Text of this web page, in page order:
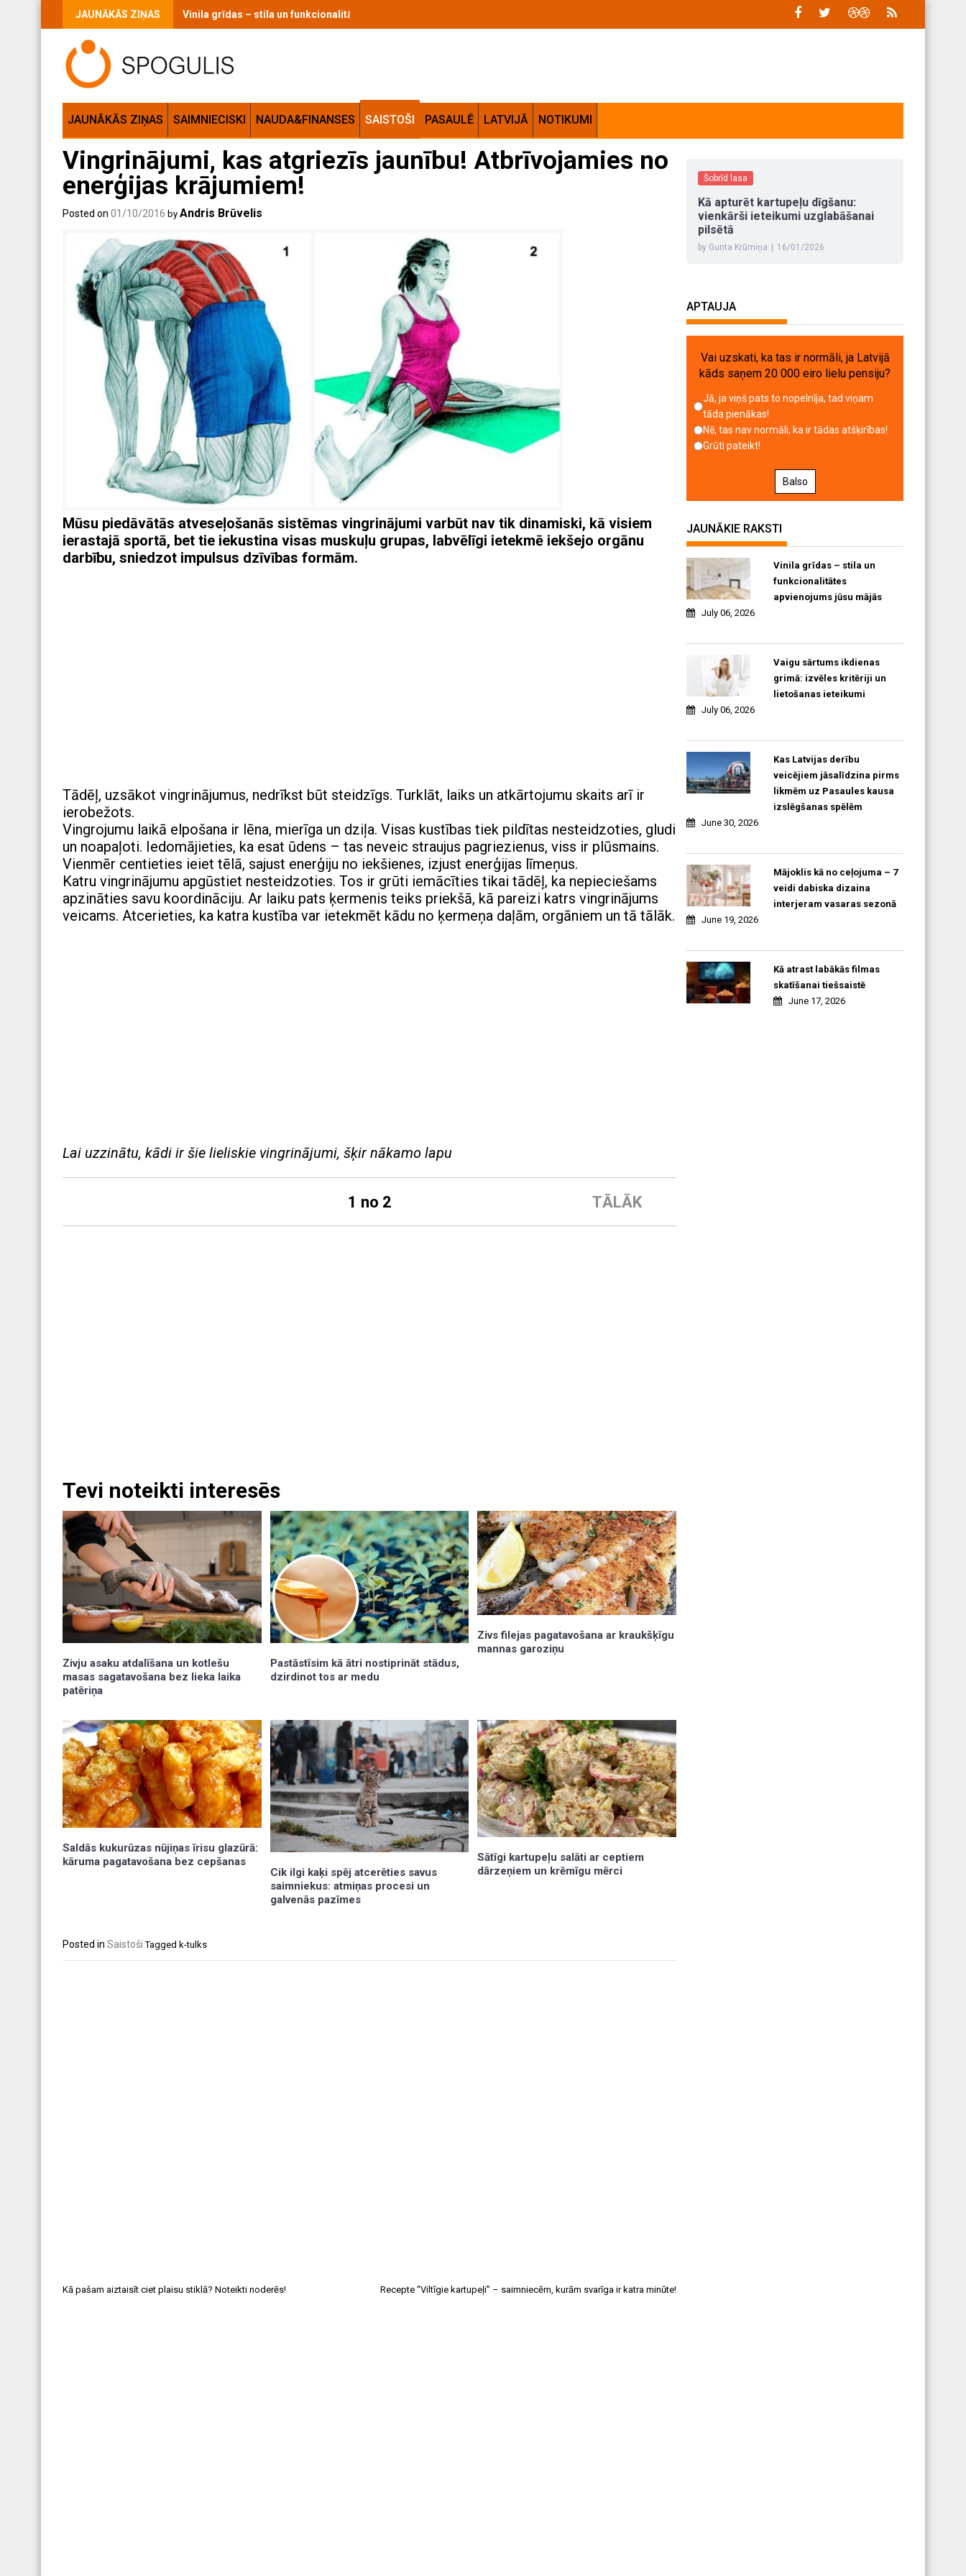
JAUNĀKĀS ZIŅAS Vinila grīdas – stila un funkcionalitātes apvienojums jūsu mājās
JAUNĀKĀS ZIŅAS SAIMNIECISKI NAUDA&FINANSES SAISTOŠI PASAULĒ LATVIJĀ NOTIKUMI
Vingrinājumi, kas atgriezīs jaunību! Atbrīvojamies no
enerģijas krājumiem!
Posted on 01/10/2016 by Andris Brūvelis
Mūsu piedāvātās atveseļošanās sistēmas vingrinājumi varbūt nav tik dinamiski, kā visiem
ierastajā sportā, bet tie iekustina visas muskuļu grupas, labvēlīgi ietekmē iekšejo orgānu
darbību, sniedzot impulsus dzīvības formām.
Tādēļ, uzsākot vingrinājumus, nedrīkst būt steidzīgs. Turklāt, laiks un atkārtojumu skaits arī ir
ierobežots.
Vingrojumu laikā elpošana ir lēna, mierīga un dziļa. Visas kustības tiek pildītas nesteidzoties, gludi
un noapaļoti. Iedomājieties, ka esat ūdens – tas neveic straujus pagriezienus, viss ir plūsmains.
Vienmēr centieties ieiet tēlā, sajust enerģiju no iekšienes, izjust enerģijas līmeņus.
Katru vingrinājumu apgūstiet nesteidzoties. Tos ir grūti iemācīties tikai tādēļ, ka nepieciešams
apzināties savu koordināciju. Ar laiku pats ķermenis teiks priekšā, kā pareizi katrs vingrinājums
veicams. Atcerieties, ka katra kustība var ietekmēt kādu no ķermeņa daļām, orgāniem un tā tālāk.
Lai uzzinātu, kādi ir šie lieliskie vingrinājumi, šķir nākamo lapu
TĀLĀK
1 no 2
Tevi noteikti interesēs
Zivju asaku atdalīšana un kotlešu
masas sagatavošana bez lieka laika
patēriņa
Pastāstīsim kā ātri nostiprināt stādus,
dzirdinot tos ar medu
Zivs filejas pagatavošana ar kraukšķīgu
mannas garoziņu
Saldās kukurūzas nūjiņas īrisu glazūrā:
kāruma pagatavošana bez cepšanas
Cik ilgi kaķi spēj atcerēties savus
saimniekus: atmiņas procesi un
galvenās pazīmes
Sātīgi kartupeļu salāti ar ceptiem
dārzeņiem un krēmīgu mērci
Posted in Saistoši Tagged k-tulks
Kā pašam aiztaisīt ciet plaisu stiklā? Noteikti noderēs! Recepte “Viltīgie kartupeļi” – saimniecēm, kurām svarīga ir katra minūte!
Šobrīd lasa
Kā apturēt kartupeļu dīgšanu:
vienkārši ieteikumi uzglabāšanai
pilsētā
by Gunta Krūmiņa 16/01/2026
APTAUJA
Vai uzskati, ka tas ir normāli, ja Latvijā
kāds saņem 20 000 eiro lielu pensiju?
Jā, ja viņš pats to nopelnīja, tad viņam
tāda pienākas!
Nē, tas nav normāli, ka ir tādas atšķirības!
Grūti pateikt!
Balso
JAUNĀKIE RAKSTI
Vinila grīdas – stila un
funkcionalitātes
apvienojums jūsu mājās
July 06, 2026
Vaigu sārtums ikdienas
grimā: izvēles kritēriji un
lietošanas ieteikumi
July 06, 2026
Kas Latvijas derību
veicējiem jāsalīdzina pirms
likmēm uz Pasaules kausa
izslēgšanas spēlēm
June 30, 2026
Mājoklis kā no ceļojuma – 7
veidi dabiska dizaina
interjeram vasaras sezonā
June 19, 2026
Kā atrast labākās filmas
skatīšanai tiešsaistē
June 17, 2026